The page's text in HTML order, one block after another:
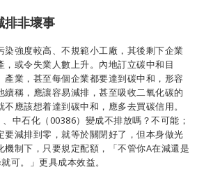
排非壞事
染強度較高、不規範小工廠，其後剩下企業
，或令失業人數上升。內地訂立碳中和目
業，甚至每個企業都要達到碳中和，形容
續稱，應讓容易減排，甚至吸收二氧化碳的
應該想着達到碳中和，應多去買碳信用。
、中石化（00386）變成不排放嗎？不可能；
要減排到零，就等於關閉好了，但本身做光
制下，只要規定配額，「不管你A在減還是
可。」更具成本效益。